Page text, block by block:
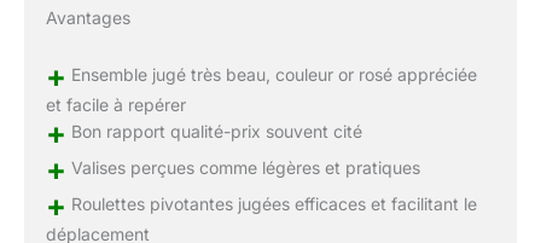
Avantages
+ Ensemble jugé très beau, couleur or rosé appréciée
et facile à repérer
+ Bon rapport qualité-prix souvent cité
+ Valises perçues comme légères et pratiques
+ Roulettes pivotantes jugées efficaces et facilitant le
déplacement